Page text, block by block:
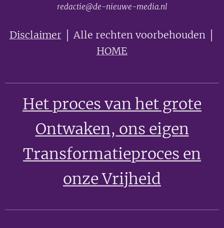
redactie@de-nieuwe-media.nl
Disclaimer│ Alle rechten voorbehouden │
HOME
Het proces van het grote
Ontwaken, ons eigen
Transformatieproces en
onze Vrijheid